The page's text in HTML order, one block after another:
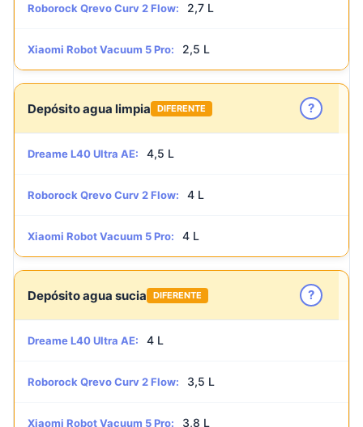
Roborock Qrevo Curv 2 Flow: 2,7 L
Xiaomi Robot Vacuum 5 Pro: 2,5 L
Depósito agua limpia DIFERENTE ?
Dreame L40 Ultra AE: 4,5 L
Roborock Qrevo Curv 2 Flow: 4 L
Xiaomi Robot Vacuum 5 Pro: 4 L
Depósito agua sucia DIFERENTE ?
Dreame L40 Ultra AE: 4 L
Roborock Qrevo Curv 2 Flow: 3,5 L
Xiaomi Robot Vacuum 5 Pro: 3,8 L